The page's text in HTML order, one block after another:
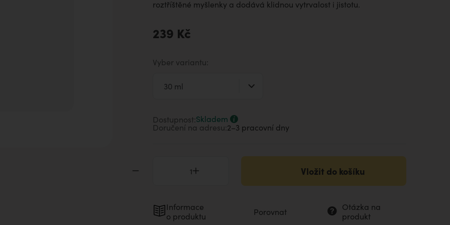
aromaterapii
roztříštěné myšlenky a dodává klidnou vytrvalost i jistotu.
239 Kč
Vyber variantu:
Dostupnost: Skladem
Doručení na adresu: 2–⁠3 pracovní dny
Vložit do košíku
Informace
o produktu
Porovnat
Otázka na
produkt